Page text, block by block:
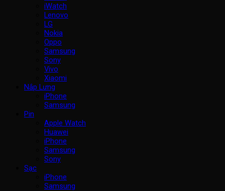
iWatch
Lenovo
LG
Nokia
Oppo
Samsung
Sony
Vivo
Xiaomi
Nắp Lưng
iPhone
Samsung
Pin
Apple Watch
Huawei
iPhone
Samsung
Sony
Sạc
iPhone
Samsung